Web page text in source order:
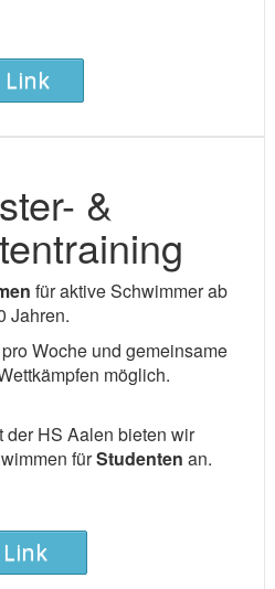
Link
&
für aktive Schwimmer ab
Jahren.
Woche und gemeinsame
möglich.
der HS Aalen bieten wir
fürStudenten an.
Link